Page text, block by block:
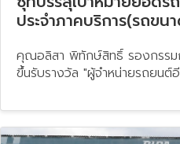
ประจำภาคบริการ(รถขน
คุณอลิสา พิทักษ์สิทธิ์ รองกรรม
ขึ้นรับรางวัล "ผู้จำหน่ายรถยนต์